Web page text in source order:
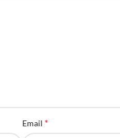
Email *